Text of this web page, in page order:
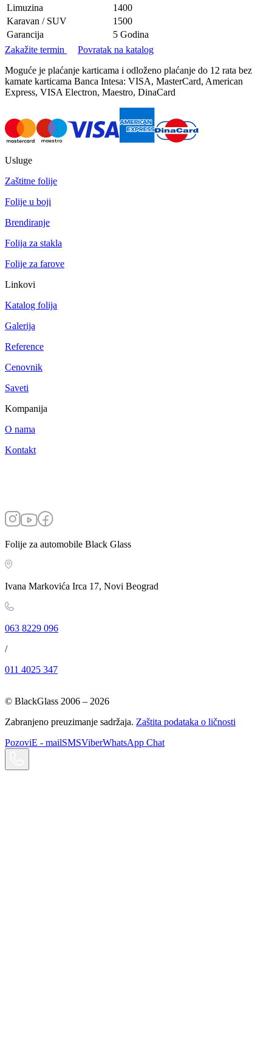
Limuzina
1400
Karavan / SUV
1500
Garancija
5 Godina
Zakažite termin
Povratak na katalog
Moguće je plaćanje karticama i odloženo plaćanje do 12 rata bez
kamate karticama Banca Intesa: VISA, MasterCard, American
Express, VISA Electron, Maestro, DinaCard
Usluge
Zaštitne folije
Folije u boji
Brendiranje
Folija za stakla
Folije za farove
Linkovi
Katalog folija
Galerija
Reference
Cenovnik
Saveti
Kompanija
O nama
Kontakt
Folije za automobile Black Glass
Ivana Markovića Irca 17, Novi Beograd
063 8229 096
/
011 4025 347
© BlackGlass 2006 – 2026
Zabranjeno preuzimanje sadržaja. Zaštita podataka o ličnosti
PozoviE - mailSMSViberWhatsApp Chat